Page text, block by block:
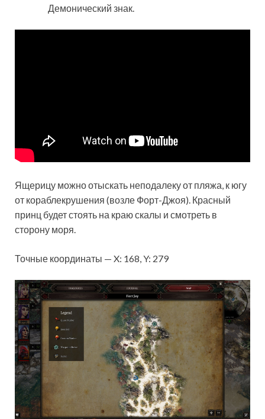
Демонический знак.
Ящерицу можно отыскать неподалеку от пляжа, к югу
от кораблекрушения (возле Форт-Джоя). Красный
принц будет стоять на краю скалы и смотреть в
сторону моря.
Точные координаты — X: 168, Y: 279